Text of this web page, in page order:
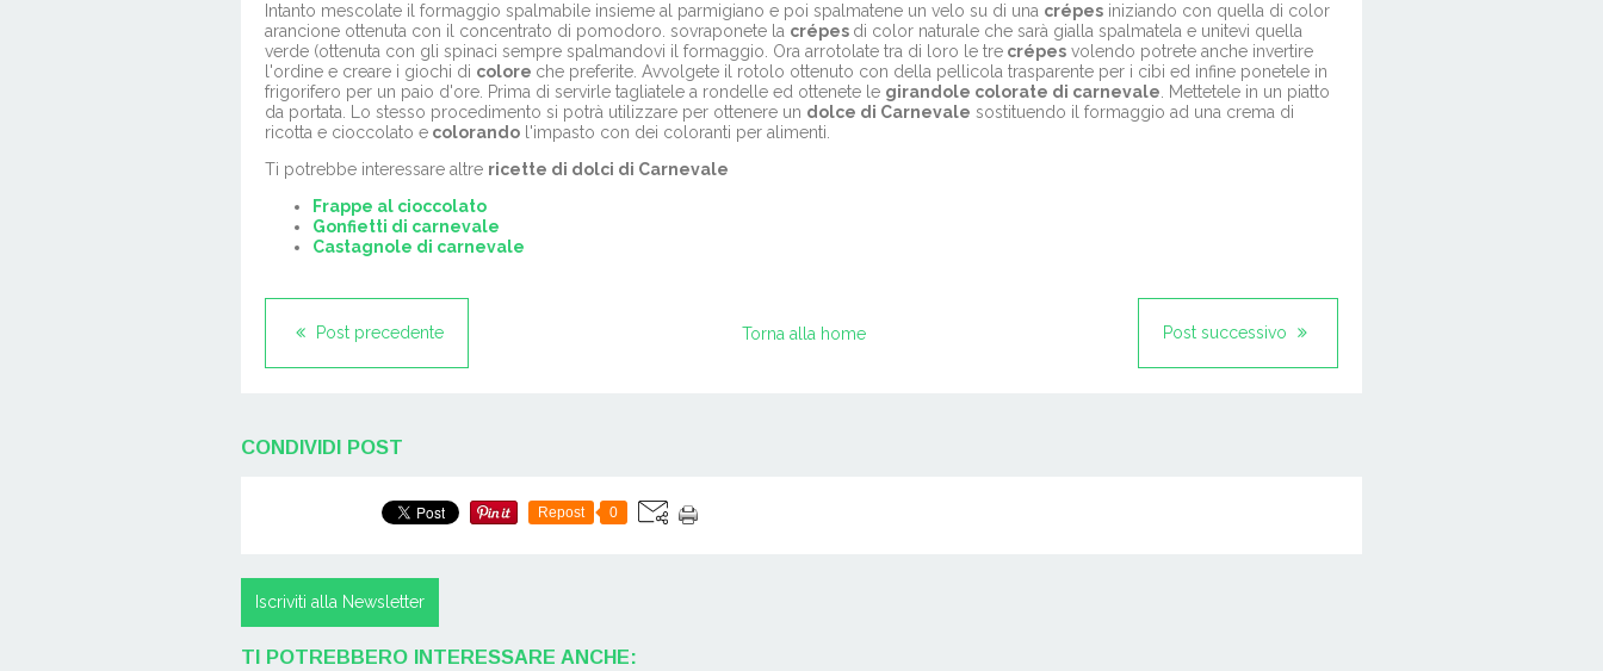
Intanto mescolate il formaggio spalmabile insieme al parmigiano e poi spalmatene un velo su di una crépes iniziando con quella di color
arancione ottenuta con il concentrato di pomodoro. sovraponete la crépes di color naturale che sarà gialla spalmatela e unitevi quella
verde (ottenuta con gli spinaci sempre spalmandovi il formaggio. Ora arrotolate tra di loro le tre crépes volendo potrete anche invertire
l'ordine e creare i giochi di colore che preferite. Avvolgete il rotolo ottenuto con della pellicola trasparente per i cibi ed infine ponetele in
frigorifero per un paio d'ore. Prima di servirle tagliatele a rondelle ed ottenete le girandole colorate di carnevale. Mettetele in un piatto
da portata. Lo stesso procedimento si potrà utilizzare per ottenere un dolce di Carnevale sostituendo il formaggio ad una crema di
ricotta e cioccolato e colorando l'impasto con dei coloranti per alimenti.
Ti potrebbe interessare altre ricette di dolci di Carnevale
Frappe al cioccolato
Gonfietti di carnevale
Castagnole di carnevale
Post precedente Post successivo
Torna alla home
CONDIVIDI POST
Repost 0
Iscriviti alla Newsletter
TI POTREBBERO INTERESSARE ANCHE: